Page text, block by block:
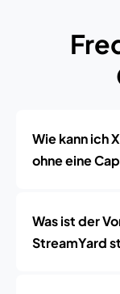
Wie kann ich
ohne eine
Was ist der
StreamYard